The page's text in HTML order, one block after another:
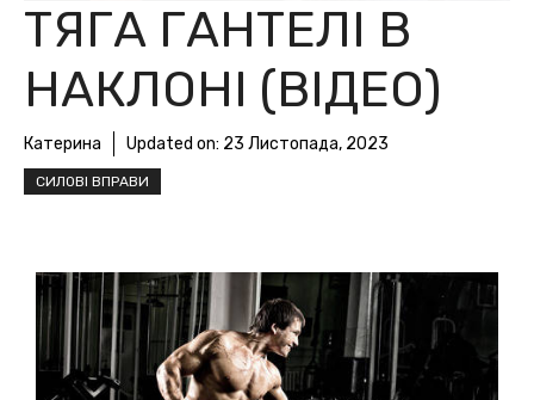
ТЯГА ГАНТЕЛІ В
НАКЛОНІ (ВІДЕО)
Катерина Updated on: 23 Листопада, 2023
СИЛОВІ ВПРАВИ